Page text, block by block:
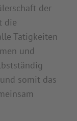
der
die
Tätigkeiten
und
somit das